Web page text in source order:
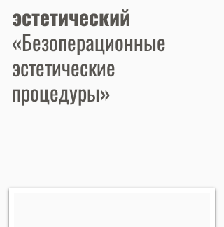
эстетический
«Безоперационные
эстетические
процедуры»